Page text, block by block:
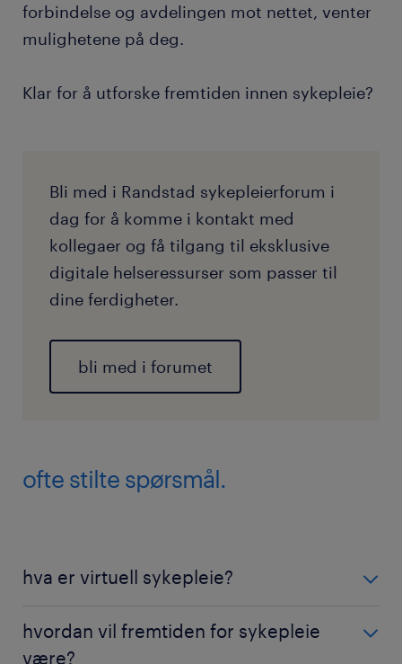
forbindelse og avdelingen mot nettet, venter
mulighetene på deg.
Klar for å utforske fremtiden innen sykepleie?
Bli med i Randstad sykepleierforum i
dag for å komme i kontakt med
kollegaer og få tilgang til eksklusive
digitale helseressurser som passer til
dine ferdigheter.
bli med i forumet
ofte stilte spørsmål.
hva er virtuell sykepleie?
overvåking og pasientopplæring på avstand ved
hvordan vil fremtiden for sykepleie
være?